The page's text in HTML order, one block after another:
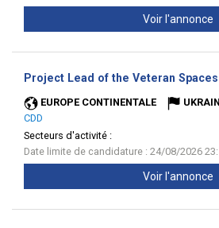
Voir l'annonce
Project Lead of the Veteran
EUROPE CONTINENTALE
CDD
Secteurs d'activité :
Date limite de candidature : 24/08/2026
Voir l'annonce